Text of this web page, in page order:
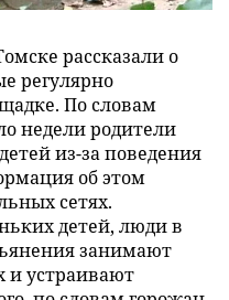
рассказали о
регулярно
По словам
недели родители
из-за поведения
об этом
сетях.
детей, люди в
занимают
и устраивают